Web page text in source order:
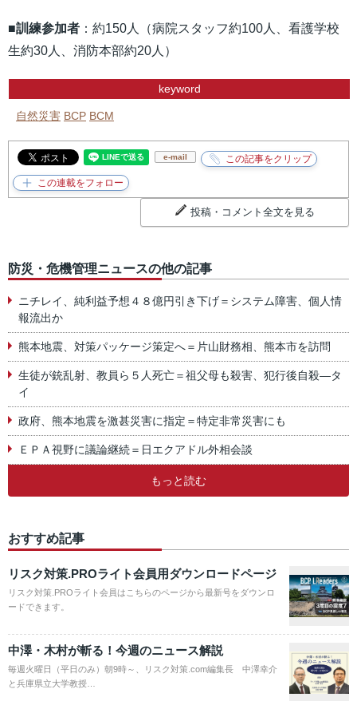
■訓練参加者 ：約150人（病院スタッフ約100人、看護学校
生約30人、消防本部約20人）
keyword
自然災害 BCP BCM
e-mail
投稿・コメント全文を見る
防災・危機管理ニュースの他の記事
ニチレイ、純利益予想４８億円引き下げ＝システム障害、個人情
報流出か
熊本地震、対策パッケージ策定へ＝片山財務相、熊本市を訪問
生徒が銃乱射、教員ら５人死亡＝祖父母も殺害、犯行後自殺―タ
イ
政府、熊本地震を激甚災害に指定＝特定非常災害にも
ＥＰＡ視野に議論継続＝日エクアドル外相会談
もっと読む
おすすめ記事
リスク対策.PROライト会員用ダウンロードページ
リスク対策.PROライト会員はこちらのページから最新号をダウンロ
ードできます。
中澤・木村が斬る！今週のニュース解説
毎週火曜日（平日のみ）朝9時～、リスク対策.com編集長 中澤幸介
と兵庫県立大学教授…